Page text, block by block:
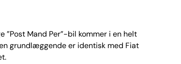
”Post Mand Per”-bil kommer i en helt
grundlæggende er identisk med Fiat